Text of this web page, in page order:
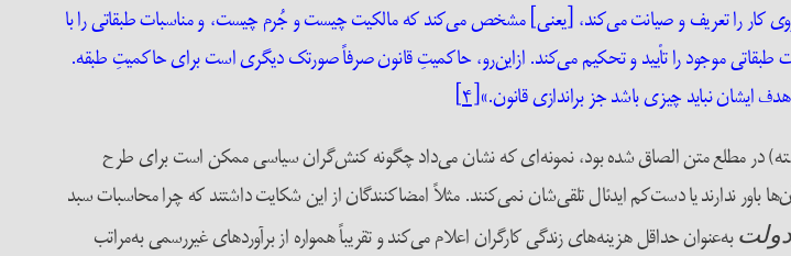
کار را تعریف و صیانت می‌کند، [یعنی] مشخص می‌کند که مالکیت چیست و جُرم چیست، و مناسبات طبقاتی را با
موجود را تأیید و تحکیم می‌کند. ازاین‌رو، حاکمیتِ قانون صرفاً صورتک دیگری است برای حاکمیتِ طبقه.
ایشان نباید چیزی باشد جز براندازی قانون.»[۴]
در مطلع متن الصاق شده بود، نمونه‌ای که نشان می‌داد چگونه کنش‌گران سیاسی ممکن است برای طرح
باور ندارند یا دست‌کم ایدئال‌ تلقی‌شان‌ نمی‌‌کنند. مثلاً امضاکنندگان از این شکایت داشتند که چرا محاسبات سبد
به‌عنوان حداقل هزینه‌های زندگی کارگران اعلام می‌کند و تقریباً همواره از برآوردهای غیررسمی به‌مراتب